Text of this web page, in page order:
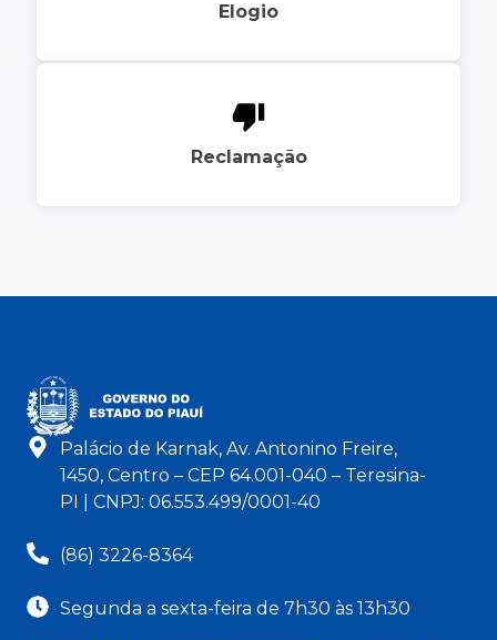
Elogio
Reclamação
Palácio de Karnak, Av. Antonino Freire,
1450, Centro – CEP 64.001-040 – Teresina-
PI | CNPJ: 06.553.499/0001-40
(86) 3226-8364
Segunda a sexta-feira de 7h30 às 13h30